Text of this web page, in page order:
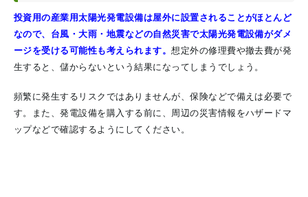
投資用の産業用太陽光発電設備は屋外に設置されることがほとんど
なので、台風・大雨・地震などの自然災害で太陽光発電設備がダメ
ージを受ける可能性も考えられます。想定外の修理費や撤去費が発
生すると、儲からないという結果になってしまうでしょう。
頻繁に発生するリスクではありませんが、保険などで備えは必要で
す。また、発電設備を購入する前に、周辺の災害情報をハザードマ
ップなどで確認するようにしてください。